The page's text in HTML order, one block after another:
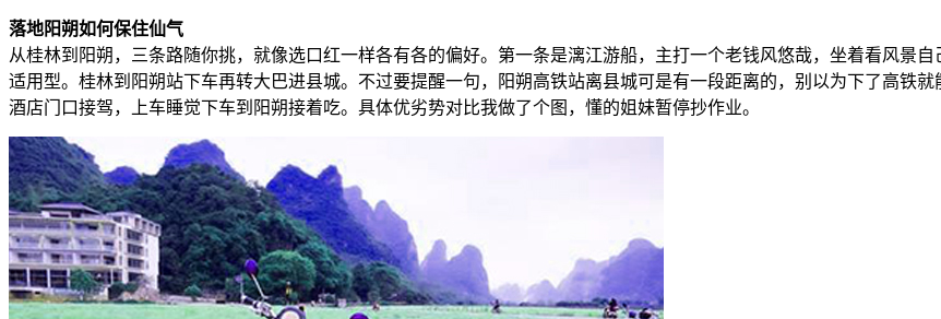
落地阳朔如何保住仙气
从桂林到阳朔，三条路随你挑，就像选口红一样各有各的偏好。第一条是漓江游船，主打一个老钱风悠哉，坐着看风景
适用型。桂林到阳朔站下车再转大巴进县城。不过要提醒一句，阳朔高铁站离县城可是有一段距离的，别以为下了高铁
酒店门口接驾，上车睡觉下车到阳朔接着吃。具体优劣势对比我做了个图，懂的姐妹暂停抄作业。